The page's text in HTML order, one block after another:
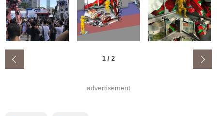
1 / 2
advertisement